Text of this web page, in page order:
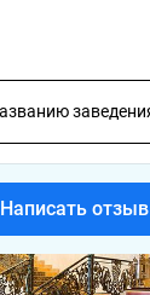
Написать отзыв